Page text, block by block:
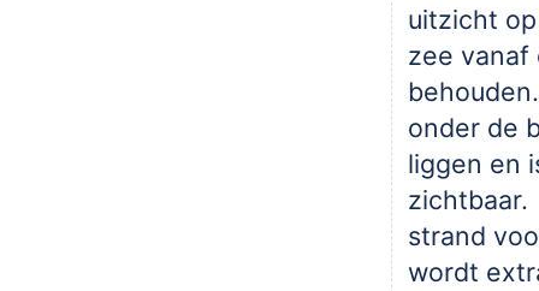
uitzicht
zee vanaf
onder de
liggen en
strand
wordt